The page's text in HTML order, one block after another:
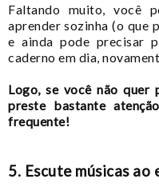
Faltando muito, você
aprender sozinha (o que
e ainda pode precisar
caderno em dia,
Logo, se você não quer
preste bastante
frequente!
5. Escute músicas ao